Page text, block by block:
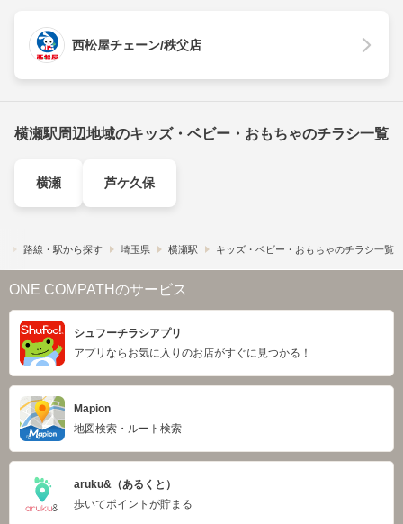
西松屋チェーン/秩父店
横瀬駅周辺地域のキッズ・ベビー・おもちゃのチラシ一覧
横瀬 芦ケ久保
路線・駅から探す 埼玉県 横瀬駅 キッズ・ベビー・おもちゃのチラシ一覧
ONE COMPATHのサービス
シュフーチラシアプリ
アプリならお気に入りのお店がすぐに見つかる！
Mapion
地図検索・ルート検索
aruku&（あるくと）
歩いてポイントが貯まる